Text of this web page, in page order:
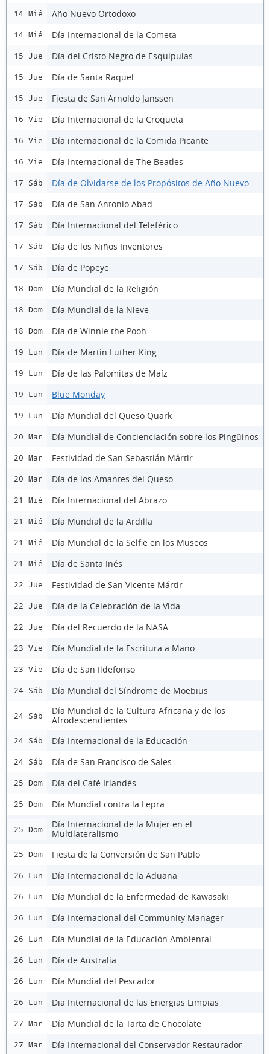
14 Mié Año Nuevo Ortodoxo
14 Mié Día Internacional de la Cometa
15 Jue Día del Cristo Negro de Esquipulas
15 Jue Día de Santa Raquel
15 Jue Fiesta de San Arnoldo Janssen
16 Vie Día Internacional de la Croqueta
16 Vie Día internacional de la Comida Picante
16 Vie Día Internacional de The Beatles
17 Sáb Día de Olvidarse de los Propósitos de Año Nuevo
17 Sáb Día de San Antonio Abad
17 Sáb Día Internacional del Teleférico
17 Sáb Día de los Niños Inventores
17 Sáb Día de Popeye
18 Dom Día Mundial de la Religión
18 Dom Día Mundial de la Nieve
18 Dom Día de Winnie the Pooh
19 Lun Día de Martin Luther King
19 Lun Día de las Palomitas de Maíz
19 Lun Blue Monday
19 Lun Día Mundial del Queso Quark
20 Mar Día Mundial de Concienciación sobre los Pingüinos
20 Mar Festividad de San Sebastián Mártir
20 Mar Día de los Amantes del Queso
21 Mié Día Internacional del Abrazo
21 Mié Día Mundial de la Ardilla
21 Mié Día Mundial de la Selfie en los Museos
21 Mié Día de Santa Inés
22 Jue Festividad de San Vicente Mártir
22 Jue Día de la Celebración de la Vida
22 Jue Día del Recuerdo de la NASA
23 Vie Día Mundial de la Escritura a Mano
23 Vie Día de San Ildefonso
24 Sáb Día Mundial del Síndrome de Moebius
24 Sáb
Día Mundial de la Cultura Africana y de los
Afrodescendientes
24 Sáb Día Internacional de la Educación
24 Sáb Día de San Francisco de Sales
25 Dom Día del Café Irlandés
25 Dom Día Mundial contra la Lepra
25 Dom
Día Internacional de la Mujer en el
Multilateralismo
25 Dom Fiesta de la Conversión de San Pablo
26 Lun Día Internacional de la Aduana
26 Lun Día Mundial de la Enfermedad de Kawasaki
26 Lun Día Internacional del Community Manager
26 Lun Día Mundial de la Educación Ambiental
26 Lun Día de Australia
26 Lun Día Mundial del Pescador
26 Lun Dia Internacional de las Energias Limpias
27 Mar Día Mundial de la Tarta de Chocolate
27 Mar Día Internacional del Conservador Restaurador